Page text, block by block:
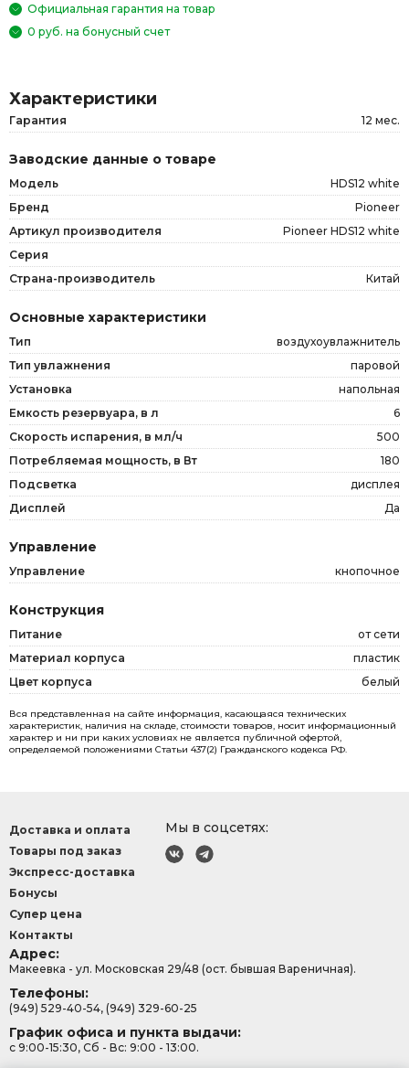
Официальная гарантия на товар
0 руб. на бонусный счет
Характеристики
Гарантия 12 мес.
Заводские данные о товаре
Модель
HDS12 white
Бренд
Pioneer
Артикул производителя
Pioneer HDS12 white
Серия
Страна-производитель
Китай
Основные характеристики
Тип
воздухоувлажнитель
Тип увлажнения
паровой
Установка
напольная
Емкость резервуара, в л
6
Скорость испарения, в мл/ч
500
Потребляемая мощность, в Вт
180
Подсветка
дисплея
Дисплей
Да
Управление
Управление кнопочное
Конструкция
Питание
от сети
Материал корпуса
пластик
Цвет корпуса
белый
Вся представленная на сайте информация, касающаяся технических
характеристик, наличия на складе, стоимости товаров, носит информационный
характер и ни при каких условиях не является публичной офертой,
определяемой положениями Статьи 437(2) Гражданского кодекса РФ.
Мы в соцсетях:
Доставка и оплата
Товары под заказ
Экспресс-доставка
Бонусы
Супер цена
Контакты
Адрес:
Макеевка - ул. Московская 29/48 (ост. бывшая Вареничная).
Телефоны:
(949) 529-40-54, (949) 329-60-25
График офиса и пункта выдачи:
с 9:00-15:30, Сб - Вс: 9:00 - 13:00.